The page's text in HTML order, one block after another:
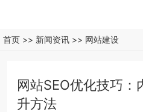
首页 >> 新闻资讯 >> 网站建设
网站SEO优化技巧：
升方法